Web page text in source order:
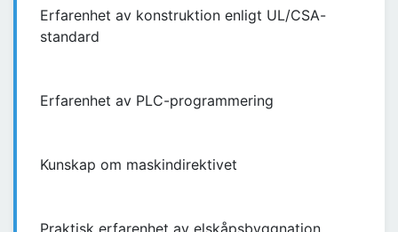
Erfarenhet av konstruktion enligt UL/CSA-
standard
Erfarenhet av PLC-programmering
Kunskap om maskindirektivet